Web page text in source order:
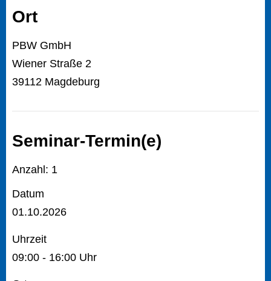
Ort
PBW GmbH
Wiener Straße 2
39112 Magdeburg
Seminar-Termin(e)
Anzahl: 1
Datum
01.10.2026
Uhrzeit
09:00 - 16:00 Uhr